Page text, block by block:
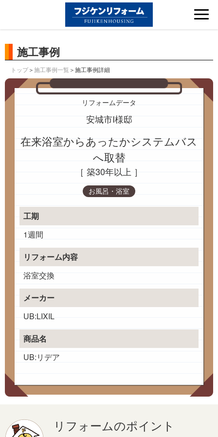
施工事例
トップ ＞ 施工事例一覧 ＞施工事例詳細
リフォームデータ
安城市I様邸
在来浴室からあったかシステムバス
へ取替
［ 築30年以上 ］
お風呂・浴室
工期
1週間
リフォーム内容
浴室交換
メーカー
UB:LIXIL
商品名
UB:リデア
リフォームのポイント